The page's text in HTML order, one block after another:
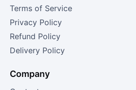
Terms of Service
Privacy Policy
Refund Policy
Delivery Policy
Company